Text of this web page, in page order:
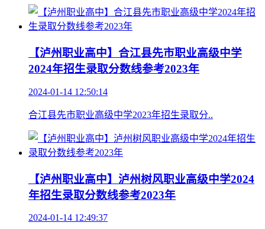
【泸州职业高中】合江县先市职业高级中学
2024年招生录取分数线参考2023年
2024-01-14 12:50:14
合江县先市职业高级中学2023年招生录取分..
【泸州职业高中】泸州树风职业高级中学2024
年招生录取分数线参考2023年
2024-01-14 12:49:37